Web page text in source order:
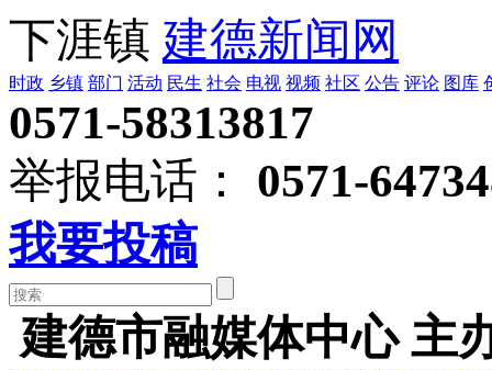
下涯镇 建德新闻网
时政 乡镇 部门 活动 民生 社会 电视 视频 社区 公告 评论 图库
0571-58313817
举报电话：
0571-
我要投稿
建德市融媒体中心 主